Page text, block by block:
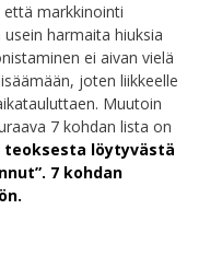
markkinointi
harmaita hiuksia
ei aivan vielä
joten liikkeelle
Muutoin
7 kohdan lista on
teoksesta löytyvästä
7 kohdan